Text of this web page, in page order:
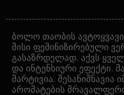
ბოლო თაობის
მისი ფემინიზირებული
გასაზრდელად. აქვს
და ინტენსიური ეფექტი.
მარტივია. შესანიშნავია
არომატების